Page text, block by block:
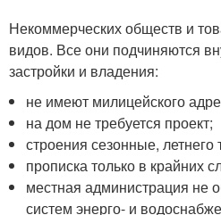
Некоммерческих обществ и
видов. Все они подчиняются
застройки и владения:
не имеют милицейского
на дом не требуется проект;
строения сезонные,
прописка только в крайних
местная администрация не
систем энерго- и